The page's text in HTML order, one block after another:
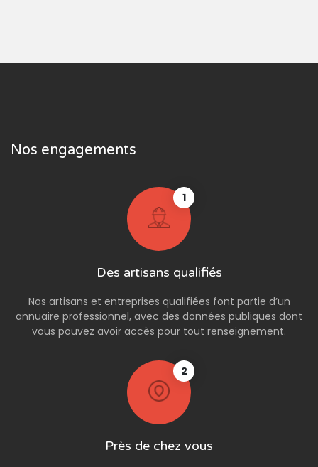
Nos engagements
1
Des artisans qualifiés
Nos artisans et entreprises qualifiées font partie d’un
annuaire professionnel, avec des données publiques dont
vous pouvez avoir accès pour tout renseignement.
2
Près de chez vous